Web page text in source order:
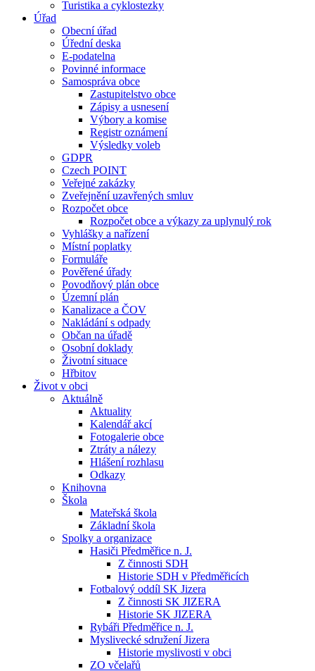
Turistika a cyklostezky
Úřad
Obecní úřad
Úřední deska
E-podatelna
Povinné informace
Samospráva obce
Zastupitelstvo obce
Zápisy a usnesení
Výbory a komise
Registr oznámení
Výsledky voleb
GDPR
Czech POINT
Veřejné zakázky
Zveřejnění uzavřených smluv
Rozpočet obce
Rozpočet obce a výkazy za uplynulý rok
Vyhlášky a nařízení
Místní poplatky
Formuláře
Pověřené úřady
Povodňový plán obce
Územní plán
Kanalizace a ČOV
Nakládání s odpady
Občan na úřadě
Osobní doklady
Životní situace
Hřbitov
Život v obci
Aktuálně
Aktuality
Kalendář akcí
Fotogalerie obce
Ztráty a nálezy
Hlášení rozhlasu
Odkazy
Knihovna
Škola
Mateřská škola
Základní škola
Spolky a organizace
Hasiči Předměřice n. J.
Z činnosti SDH
Historie SDH v Předměřicích
Fotbalový oddíl SK Jizera
Z činnosti SK JIZERA
Historie SK JIZERA
Rybáři Předměřice n. J.
Myslivecké sdružení Jizera
Historie myslivosti v obci
ZO včelařů